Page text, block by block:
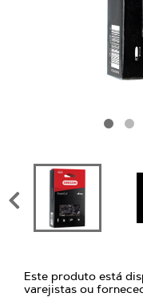
Este produto está
varejistas ou